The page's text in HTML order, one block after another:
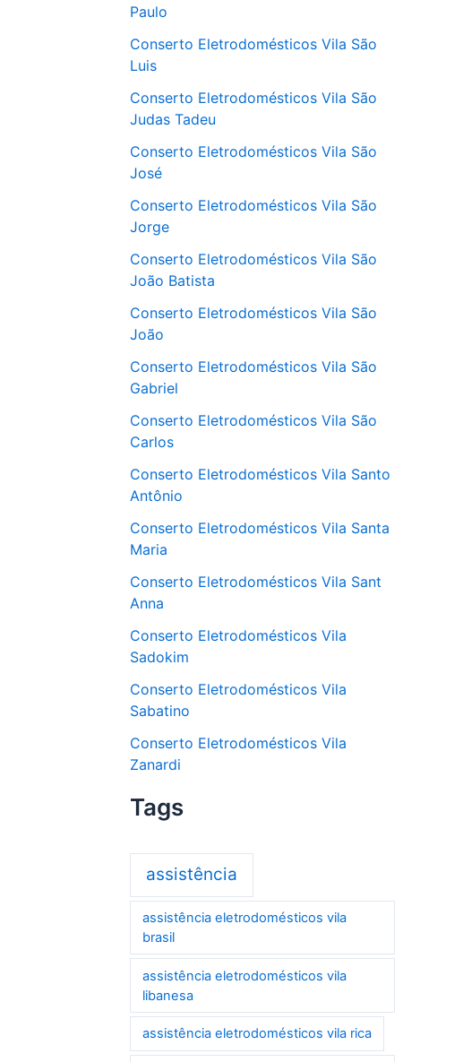
Paulo
Conserto Eletrodomésticos Vila São
Luis
Conserto Eletrodomésticos Vila São
Judas Tadeu
Conserto Eletrodomésticos Vila São
José
Conserto Eletrodomésticos Vila São
Jorge
Conserto Eletrodomésticos Vila São
João Batista
Conserto Eletrodomésticos Vila São
João
Conserto Eletrodomésticos Vila São
Gabriel
Conserto Eletrodomésticos Vila São
Carlos
Conserto Eletrodomésticos Vila Santo
Antônio
Conserto Eletrodomésticos Vila Santa
Maria
Conserto Eletrodomésticos Vila Sant
Anna
Conserto Eletrodomésticos Vila
Sadokim
Conserto Eletrodomésticos Vila
Sabatino
Conserto Eletrodomésticos Vila
Zanardi
Tags
assistência
assistência eletrodomésticos vila
brasil
assistência eletrodomésticos vila
libanesa
assistência eletrodomésticos vila rica